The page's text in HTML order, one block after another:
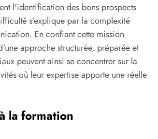
l'identification des bons prospects
s'explique par la complexité
En confiant cette mission
approche structurée, préparée et
peuvent ainsi se concentrer sur la
où leur expertise apporte une réelle
la formation